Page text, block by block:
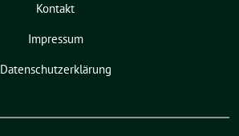
Kontakt
Impressum
Datenschutzerklärung